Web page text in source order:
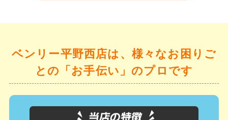
ベンリー平野西店は、様々なお困りご
との「お手伝い」のプロです